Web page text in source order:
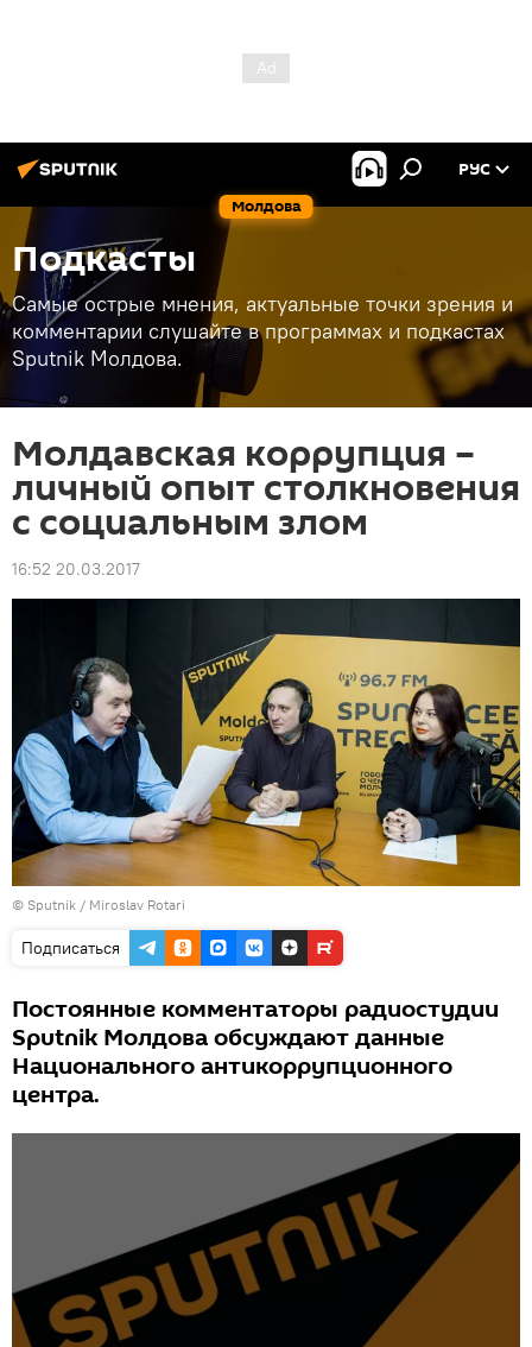
Молдова
РУС
Подкасты
Самые острые мнения, актуальные точки зрения и
комментарии слушайте в программах и подкастах
Sputnik Молдова.
Молдавская коррупция –
личный опыт столкновения
с социальным злом
16:52 20.03.2017
© Sputnik / Miroslav Rotari
Подписаться
Постоянные комментаторы радиостудии
Sputnik Молдова обсуждают данные
Национального антикоррупционного
центра.